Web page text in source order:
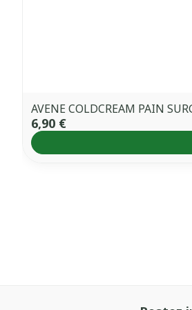
AVENE COLDCREAM PAIN
6,90 €